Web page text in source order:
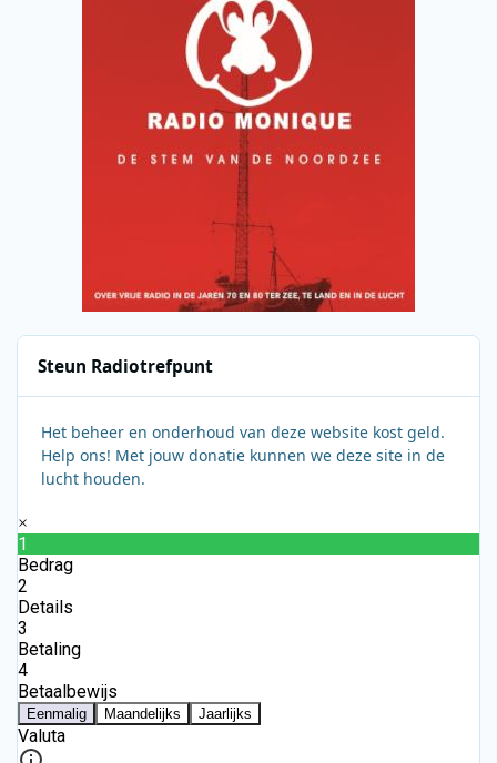
Steun Radiotrefpunt
Het beheer en onderhoud van deze website kost geld.
Help ons! Met jouw donatie kunnen we deze site in de
lucht houden.